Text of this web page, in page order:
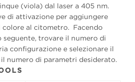
(viola) dal laser a 405 nm.
di attivazione per aggiungere
al citometro. Facendo
trovare il numero di
configurazione e selezionare il
numero di parametri desiderato.